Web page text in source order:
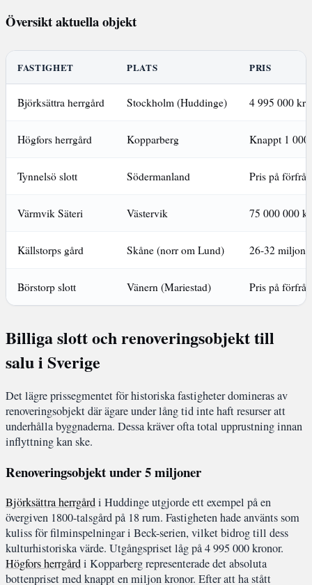
Översikt aktuella objekt
FASTIGHET PLATS PRIS
Björksättra herrgård Stockholm (Huddinge) 4 995 000 kr
Högfors herrgård Kopparberg Knappt 1
Tynnelsö slott Södermanland Pris på
Värmvik Säteri Västervik 75 000 000 kr
Källstorps gård Skåne (norr om Lund) 26-32
Börstorp slott Vänern (Mariestad) Pris på
Billiga slott och renoveringsobjekt till
salu i Sverige
Det lägre prissegmentet för historiska fastigheter domineras av
renoveringsobjekt där ägare under lång tid inte haft resurser att
underhålla byggnaderna. Dessa kräver ofta total upprustning innan
inflyttning kan ske.
Renoveringsobjekt under 5 miljoner
Björksättra herrgårdi Huddinge utgjorde ett exempel på en
övergiven 1800-talsgård på 18 rum. Fastigheten hade använts som
kuliss för filminspelningar i Beck-serien, vilket bidrog till dess
kulturhistoriska värde. Utgångspriset låg på 4 995 000 kronor.
Högfors herrgårdi Kopparberg representerade det absoluta
bottenpriset med knappt en miljon kronor. Efter att ha stått